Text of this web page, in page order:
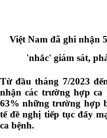
Việt Nam đã ghi nhận
'nhắc' giám sát,
Từ đầu tháng 7/2023
nhận các trường hợp
63% những trường hợp
tế đề nghị tiếp tục đẩy
ca bệnh.